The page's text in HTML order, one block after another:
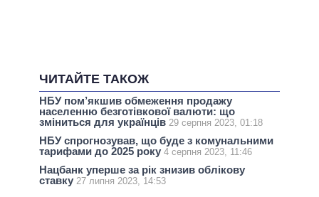
ЧИТАЙТЕ ТАКОЖ
НБУ пом’якшив обмеження продажу
населенню безготівкової валюти: що
зміниться для українців 29 серпня 2023, 01:18
НБУ спрогнозував, що буде з комунальними
тарифами до 2025 року 4 серпня 2023, 11:46
Нацбанк уперше за рік знизив облікову
ставку 27 липня 2023, 14:53